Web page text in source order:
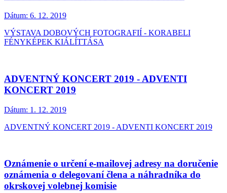
Dátum: 6. 12. 2019
VÝSTAVA DOBOVÝCH FOTOGRAFIÍ - KORABELI
FÉNYKÉPEK KIÁLÍTTÁSA
ADVENTNÝ KONCERT 2019 - ADVENTI
KONCERT 2019
Dátum: 1. 12. 2019
ADVENTNÝ KONCERT 2019 - ADVENTI KONCERT 2019
Oznámenie o určení e-mailovej adresy na doručenie
oznámenia o delegovaní člena a náhradníka do
okrskovej volebnej komisie